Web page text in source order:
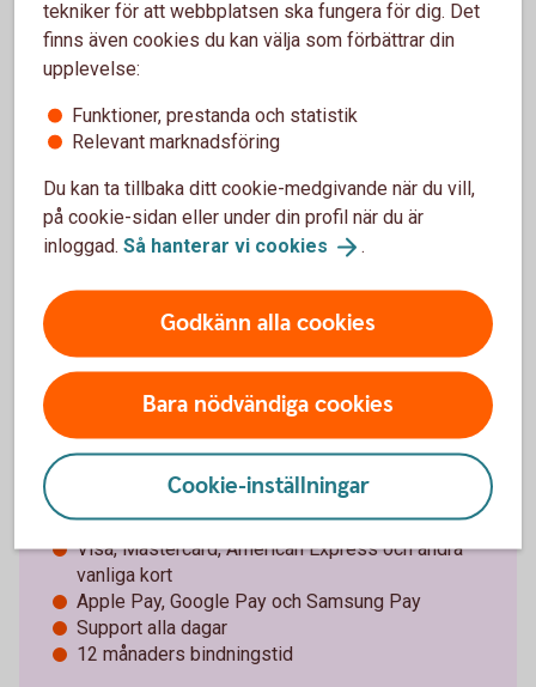
Apple Pay, Google Pay och Samsung Pay
24 timmars utbytesservice
Support alla dagar
månader mot en extra kostnad)
Från 199 kr/mån + 0,79 %/transaktion
Kortterminal ochbetalterminal
Pay Trend – gör din telefon till
betalterminal
Ta betalt på telefonen med app och SoftPOS-
licens
Visa, Mastercard, American Express och andra
vanliga kort
Apple Pay, Google Pay och Samsung Pay
Support alla dagar
12 månaders bindningstid
tekniker för att webbplatsen ska fungera för dig. Det
finns även cookies du kan välja som förbättrar din
upplevelse:
Funktioner, prestanda och statistik
Relevant marknadsföring
Du kan ta tillbaka ditt cookie-medgivande när du vill,
på cookie-sidan eller under din profil när du är
inloggad. Så hanterar vi cookies .
Godkänn alla cookies
Bara nödvändiga cookies
Cookie-inställningar